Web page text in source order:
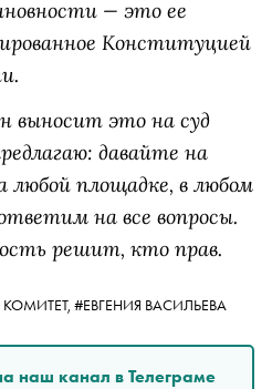
— это ее
Конституцией
выносит это на суд
давайте на
любой площадке, в любом
на все вопросы.
решит, кто прав.
#ЕВГЕНИЯ ВАСИЛЬЕВА
наш канал в Телеграме